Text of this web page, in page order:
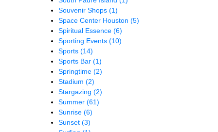
Souvenir Shops (1)
Space Center Houston (5)
Spiritual Essence (6)
Sporting Events (10)
Sports (14)
Sports Bar (1)
Springtime (2)
Stadium (2)
Stargazing (2)
Summer (61)
Sunrise (6)
Sunset (3)